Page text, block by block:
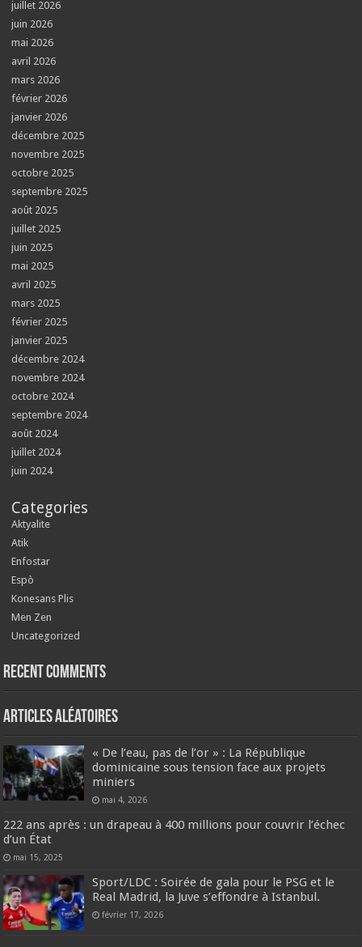
juillet 2026
juin 2026
mai 2026
avril 2026
mars 2026
février 2026
janvier 2026
décembre 2025
novembre 2025
octobre 2025
septembre 2025
août 2025
juillet 2025
juin 2025
mai 2025
avril 2025
mars 2025
février 2025
janvier 2025
décembre 2024
novembre 2024
octobre 2024
septembre 2024
août 2024
juillet 2024
juin 2024
Categories
Aktyalite
Atik
Enfostar
Espò
Konesans Plis
Men Zen
Uncategorized
Recent Comments
Articles aléatoires
« De l’eau, pas de l’or » : La République
dominicaine sous tension face aux projets
miniers
mai 4, 2026
222 ans après : un drapeau à 400 millions pour couvrir l’échec
d’un État
mai 15, 2025
Sport/LDC : Soirée de gala pour le PSG et le
Real Madrid, la Juve s’effondre à Istanbul.
février 17, 2026